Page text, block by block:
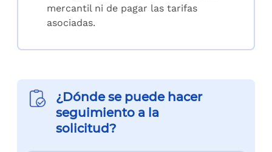
mercantil ni de pagar las tarifas
asociadas.
¿Dónde se puede hacer
seguimiento a la
solicitud?